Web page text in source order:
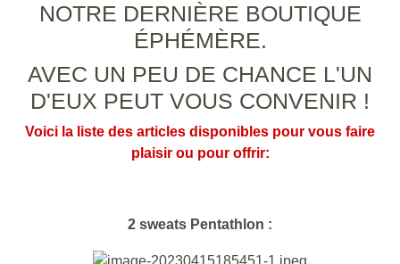
NOTRE DERNIÈRE BOUTIQUE
ÉPHÉMÈRE.
AVEC UN PEU DE CHANCE L'UN
D'EUX PEUT VOUS CONVENIR !
Voici la liste des articles disponibles pour vous faire
plaisir ou pour offrir:
2 sweats Pentathlon :